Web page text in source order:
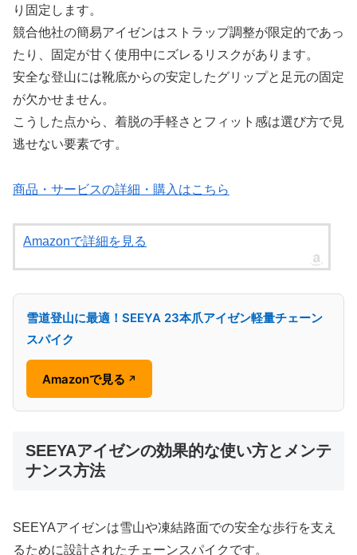
り固定します。
競合他社の簡易アイゼンはストラップ調整が限定的であっ
たり、固定が甘く使用中にズレるリスクがあります。
安全な登山には靴底からの安定したグリップと足元の固定
が欠かせません。
こうした点から、着脱の手軽さとフィット感は選び方で見
逃せない要素です。
商品・サービスの詳細・購入はこちら
Amazonで詳細を見る
雪道登山に最適！SEEYA 23本爪アイゼン軽量チェーン
スパイク
Amazonで見る ↗
SEEYAアイゼンの効果的な使い方とメンテ
ナンス方法
SEEYAアイゼンは雪山や凍結路面での安全な歩行を支え
るために設計されたチェーンスパイクです。